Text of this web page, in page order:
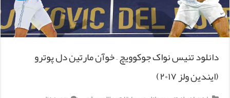
دانلود تنیس نواک جوکوویچ – خوآن مارتین دل پوترو
(ایندین ولز ۲۰۱۷)